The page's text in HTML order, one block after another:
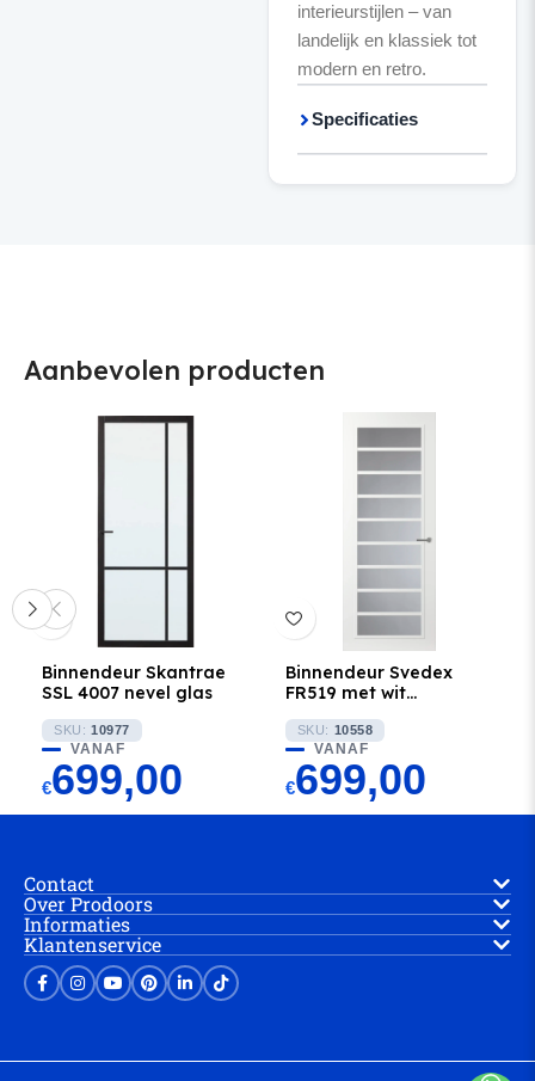
interieurstijlen – van
landelijk en klassiek tot
modern en retro.
Specificaties
Aanbevolen producten
Binnendeur Skantrae
SSL 4007 nevel glas
SKU: 10977
VANAF
€699,00
Binnendeur Svedex
FR519 met wit
SKU: 10558
VANAF
€699,00
Contact
Over Prodoors
Informaties
Klantenservice